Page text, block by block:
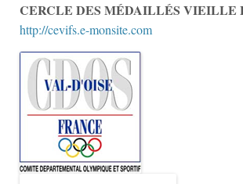
CERCLE DES MÉDAILLÉS VIEILLE
http://cevifs.e-monsite.com